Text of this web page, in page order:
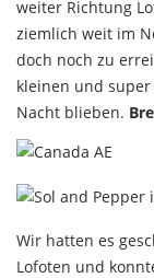
weiter Richtung
ziemlich weit im
doch noch zu
kleinen und
Nacht blieben.
Wir hatten es
Lofoten und